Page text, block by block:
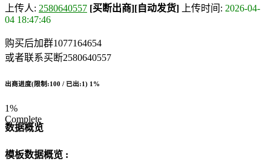
上传人: 2580640557 [买断出商][自动发货] 上传时间: 2026-04-
04 18:47:46
购买后加群1077164654
或者联系买断2580640557
出商进度(限制:100 / 已出:1) 1%
1%
Complete
数据概览
模板数据概览 :